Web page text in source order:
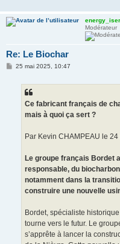
Modérateur
Re: Le Biochar
M25 mai 2025, 10:47
Ce fabricant français de
mais à quoi ça sert ?
Par Kevin CHAMPEAU le
Le groupe français Bordet
responsable, du
notamment dans la
construire une nouvelle
Bordet, spécialiste
tourne vers le futur. Le
s’apprête à lancer la